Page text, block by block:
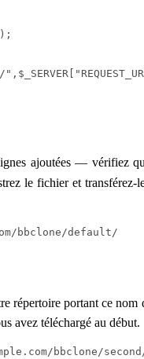
ajoutées — vérifiez
le fichier et transférez-
bbclone/default/
répertoire portant ce nom
avez téléchargé au début.
bbclone/